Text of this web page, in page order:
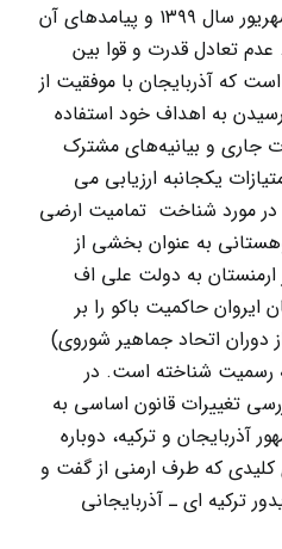
شکست ارمنستان در جنگ شهریور سال ۱۳۹۹ و پیامدهای آن
تعادل قدرت و قوا بین
که آذربایجان با موفقیت از
به اهداف خود استفاده
جاری و بیانیه‌های مشترک
یکجانبه ارزیابی می
در مورد شناخت تمامیت ارضی
به عنوان بخشی از
ارمنستان به دولت علی اف
حاکمیت باکو را بر
دوران اتحاد جماهیر شوروی)
رسمیت شناخته است. در
تغییرات قانون اساسی به
و ترکیه، دوباره
کلیدی که طرف ارمنی از گفت و
ترکیه ای ـ آذربایجانی